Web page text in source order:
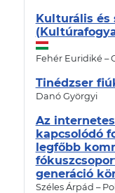
Kulturális és
Fehér Euridiké –
Tinédzser
Danó Györgyi
Az
kapcsolódó
legfőbb
generáció
Széles Árpád –